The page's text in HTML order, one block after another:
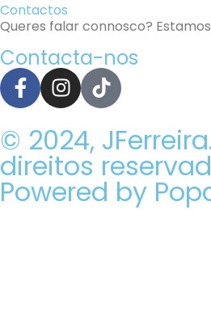
Contactos
Queres falar connosco?
Contacta-nos
© 2024,
direitos
Powered by